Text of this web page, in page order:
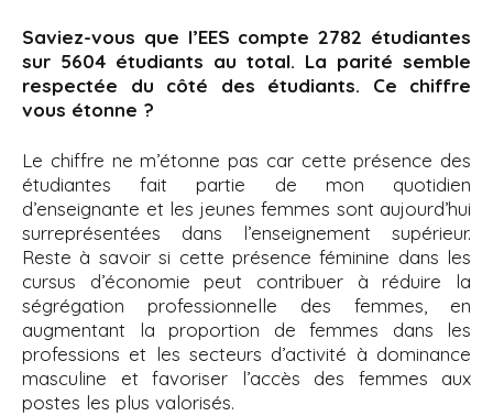
Saviez-vous que l’EES compte 2782 étudiantes
sur 5604 étudiants au total. La parité semble
respectée du côté des étudiants. Ce chiffre
vous étonne ?
Le chiffre ne m’étonne pas car cette présence des
étudiantes fait partie de mon quotidien
d’enseignante et les jeunes femmes sont aujourd’hui
surreprésentées dans l’enseignement supérieur.
Reste à savoir si cette présence féminine dans les
cursus d’économie peut contribuer à réduire la
ségrégation professionnelle des femmes, en
augmentant la proportion de femmes dans les
professions et les secteurs d’activité à dominance
masculine et favoriser l’accès des femmes aux
postes les plus valorisés.